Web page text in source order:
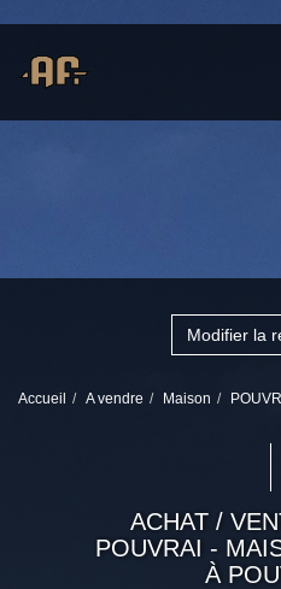
Modifier la
Accueil A vendre Maison
ACHAT /
POUVRAI -
À